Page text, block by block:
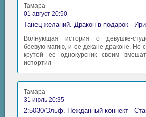
Тамара
01 август 20:50
Танец желаний. Дракон в подарок -
Волнующая история о девушке-
боевую магию, и ее декане-драконе. Но
крутой ее однокурсник своим
испортил
Тамара
31 июль 20:35
2:5030/Эльф. Нежданный коннект -